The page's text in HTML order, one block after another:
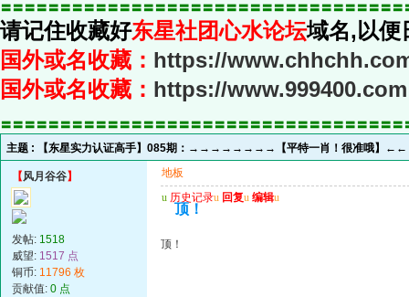
〓〓〓〓〓〓〓〓〓〓〓〓〓〓〓〓〓〓〓〓〓〓〓〓〓〓〓〓〓〓〓〓〓〓
请记住收藏好东星社团心水论坛域名,以便
国外或名收藏： https://
国外或名收藏： https://www.999400.com
〓〓〓〓〓〓〓〓〓〓〓〓〓〓〓〓〓〓〓〓〓〓〓〓〓〓〓〓〓〓〓〓〓〓
主题 : 【东星实力认证高手】085期：→→→→→→→→【平特一肖！很准哦】
【风月谷谷】
发帖: 1518
威望: 1517 点
铜币: 11796 枚
贡献值: 0 点
地板
u 历史记录u 回复u 编辑u
顶！
顶！